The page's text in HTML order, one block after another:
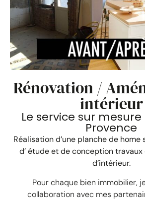
Rénovation /
intérieur
Le service sur
Provence
Réalisation d’une planche de
d’ étude et de conception travaux
d’intérieur.
Pour chaque bien immobilier,
collaboration avec mes